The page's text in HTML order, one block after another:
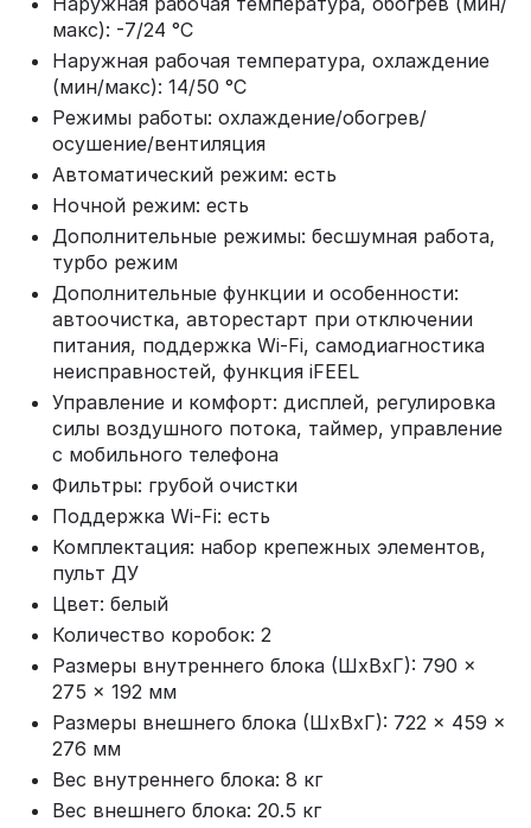
макс): -7/24 °С
Наружная рабочая температура, охлаждение
(мин/макс): 14/50 °С
Режимы работы: охлаждение/обогрев/
осушение/вентиляция
Автоматический режим: есть
Ночной режим: есть
Дополнительные режимы: бесшумная работа,
турбо режим
Дополнительные функции и особенности:
автоочистка, авторестарт при отключении
питания, поддержка Wi-Fi, самодиагностика
неисправностей, функция iFEEL
Управление и комфорт: дисплей, регулировка
силы воздушного потока, таймер, управление
с мобильного телефона
Фильтры: грубой очистки
Поддержка Wi-Fi: есть
Комплектация: набор крепежных элементов,
пульт ДУ
Цвет: белый
Количество коробок: 2
Размеры внутреннего блока (ШхВхГ): 790 ×
275 × 192 мм
Размеры внешнего блока (ШхВхГ): 722 × 459 ×
276 мм
Вес внутреннего блока: 8 кг
Вес внешнего блока: 20.5 кг